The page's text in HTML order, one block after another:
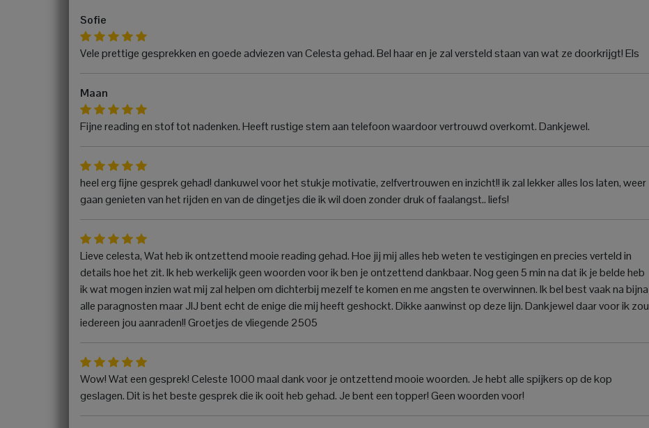
Sofie
Vele prettige gesprekken en goede adviezen van Celesta gehad. Bel haar en je zal versteld staan van wat ze doorkrijgt! Els
Maan
Fijne reading en stof tot nadenken. Heeft rustige stem aan telefoon waardoor vertrouwd overkomt. Dankjewel.
heel erg fijne gesprek gehad! dankuwel voor het stukje motivatie, zelfvertrouwen en inzicht!! ik zal lekker alles los laten, weer
gaan genieten van het rijden en van de dingetjes die ik wil doen zonder druk of faalangst.. liefs!
Lieve celesta, Wat heb ik ontzettend mooie reading gehad. Hoe jij mij alles heb weten te vestigingen en precies verteld in
details hoe het zit. Ik heb werkelijk geen woorden voor ik ben je ontzettend dankbaar. Nog geen 5 min na dat ik je belde heb
ik wat mogen inzien wat mij zal helpen om dichterbij mezelf te komen en me angsten te overwinnen. Ik bel best vaak na bijna
alle paragnosten maar JIJ bent echt de enige die mij heeft geshockt. Dikke aanwinst op deze lijn. Dankjewel daar voor ik zou
iedereen jou aanraden!! Groetjes de vliegende 2505
Wow! Wat een gesprek! Celeste 1000 maal dank voor je ontzettend mooie woorden. Je hebt alle spijkers op de kop
geslagen. Dit is het beste gesprek die ik ooit heb gehad. Je bent een topper! Geen woorden voor!